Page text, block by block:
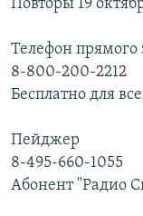
Повторы 19
Телефон прямого
8-800-200-2212
Бесплатно для
Пейджер
8-495-660-1055
Абонент "Радио